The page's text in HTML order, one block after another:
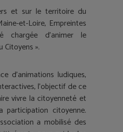
et sur le territoire du
et-Loire, Empreintes
chargée d’animer le
Citoyens ».
d’animations ludiques,
l’objectif de ce
vivre la citoyenneté et
participation citoyenne.
a mobilisé des